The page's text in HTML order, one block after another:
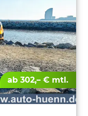
ab 302,– € mtl.